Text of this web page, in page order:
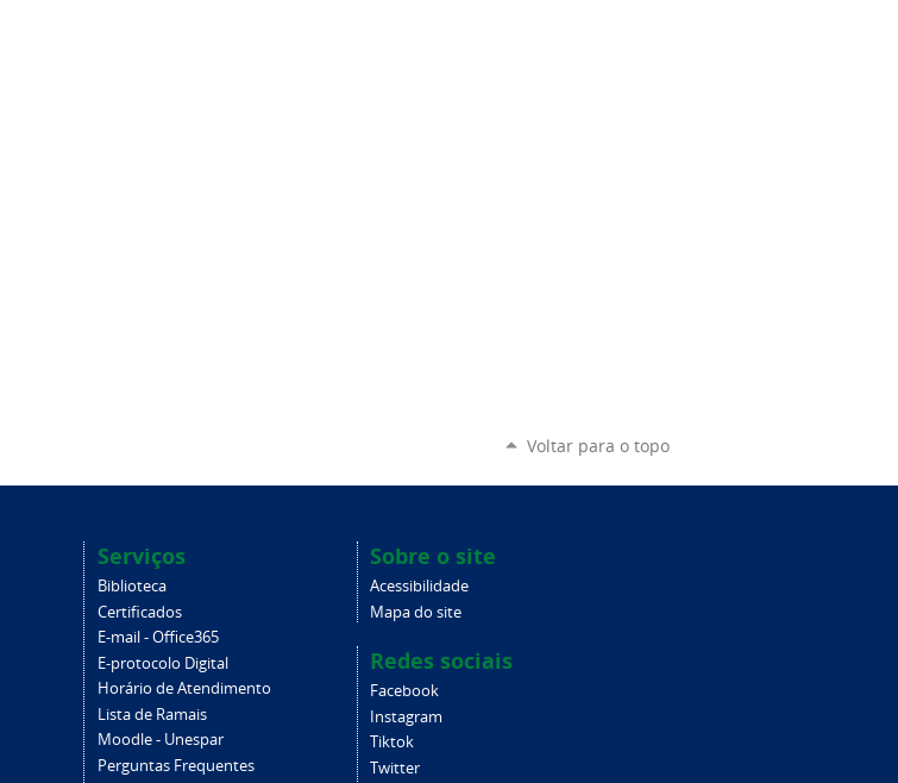
Voltar para o topo
Serviços
Biblioteca
Certificados
E-mail - Office365
E-protocolo Digital
Horário de Atendimento
Lista de Ramais
Moodle - Unespar
Perguntas Frequentes
Sobre o site
Acessibilidade
Mapa do site
Redes sociais
Facebook
Instagram
Tiktok
Twitter